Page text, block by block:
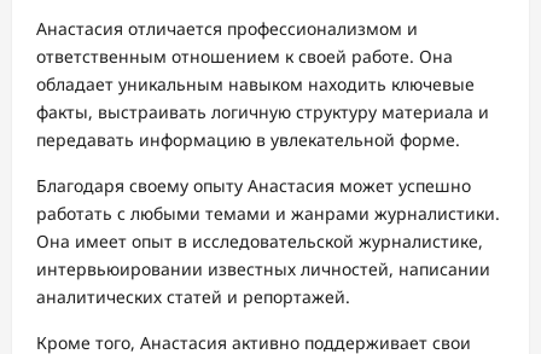
Анастасия отличается профессионализмом и
ответственным отношением к своей работе. Она
обладает уникальным навыком находить ключевые
факты, выстраивать логичную структуру материала и
передавать информацию в увлекательной форме.
Благодаря своему опыту Анастасия может успешно
работать с любыми темами и жанрами журналистики.
Она имеет опыт в исследовательской журналистике,
интервьюировании известных личностей, написании
аналитических статей и репортажей.
Кроме того, Анастасия активно поддерживает свои